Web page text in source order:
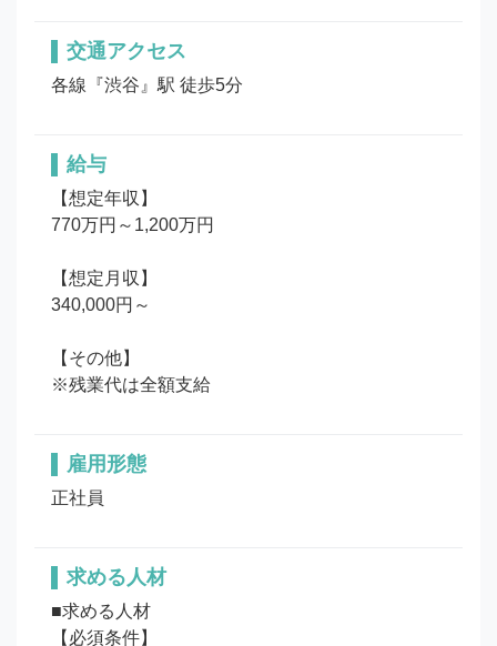
交通アクセス
各線『渋谷』駅 徒歩5分
給与
【想定年収】
770万円～1,200万円
【想定月収】
340,000円～
【その他】
※残業代は全額支給
雇用形態
正社員
求める人材
■求める人材
【必須条件】